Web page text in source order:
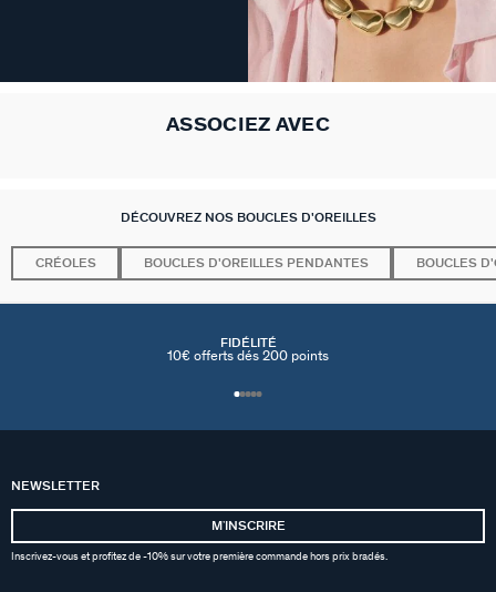
ASSOCIEZ AVEC
DÉCOUVREZ NOS BOUCLES D'OREILLES
CRÉOLES BOUCLES D'OREILLES PENDANTES BOUCLES
FIDÉLITÉ
10€ offerts dés 200 points
NEWSLETTER
MʼINSCRIRE
Inscrivez-vous et profitez de -10% sur votre première commande hors prix bradés.